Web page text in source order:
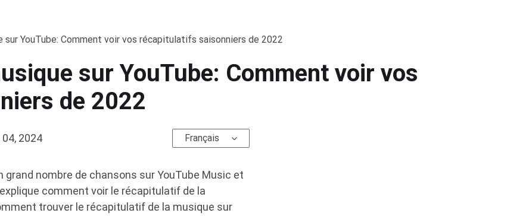
YouTube: Comment voir vos récapitulatifs saisonniers de 2022
sur YouTube: Comment voir vos
de 2022
2024 Français
grand nombre de chansons sur YouTube Music et
comment voir le récapitulatif de la
trouver le récapitulatif de la musique sur